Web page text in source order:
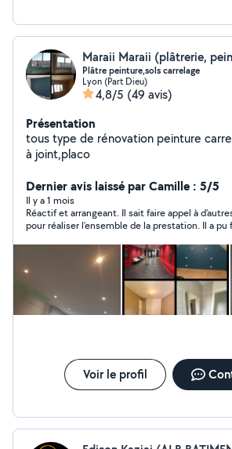
Plâtre peinture,sols carrelage
Lyon (Part Dieu)
4,8/5 (49 avis)
Présentation
tous type de rénovation peinture carrelage, sols ,bande
à joint,placo
Dernier avis laissé par Camille : 5/5
Il y a 1 mois
Réactif et arrangeant. Il sait faire appel à
pour réaliser l’ensemble de la prestation. Il a pu faire toutes les
quelqu’un pour des meubles et portes sur
été faite et
Voir le profil